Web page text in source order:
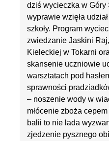
dziś wycieczka w Góry
wyprawie wzięła
szkoły. Program
zwiedzanie Jaskini
Kieleckiej w Tokarni
skansenie uczniowie
warsztatach pod
sprawności
– noszenie wody w
młócenie zboża
balii to nie lada
zjedzenie pysznego